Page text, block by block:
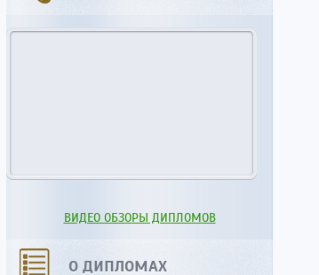
ВИДЕО ОБЗОРЫ ДИПЛОМОВ
О ДИПЛОМАХ